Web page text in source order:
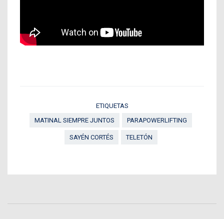
ETIQUETAS
MATINAL SIEMPRE JUNTOS
PARAPOWERLIFTING
SAYÉN CORTÉS TELETÓN